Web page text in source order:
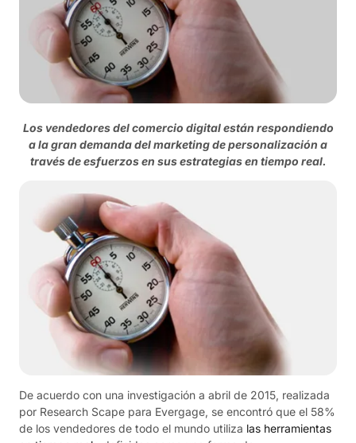
Los vendedores del comercio digital están respondiendo
a la gran demanda del marketing de personalización a
través de esfuerzos en sus estrategias en tiempo real.
De acuerdo con una investigación a abril de 2015, realizada
por Research Scape para Evergage, se encontró que el 58%
de los vendedores de todo el mundo utiliza las herramientas